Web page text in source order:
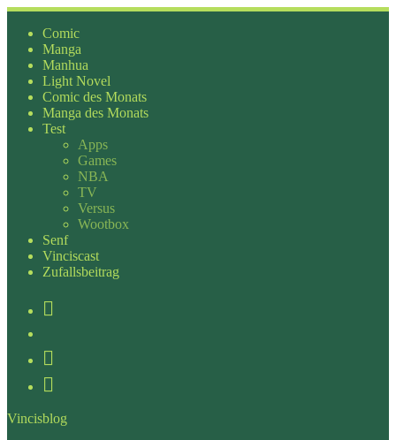
Zum
Inhalt
springen
Comic
Manga
Manhua
Light Novel
Comic des Monats
Manga des Monats
Test
Apps
Games
NBA
TV
Versus
Wootbox
Senf
Vinciscast
Zufallsbeitrag
Vincisblog